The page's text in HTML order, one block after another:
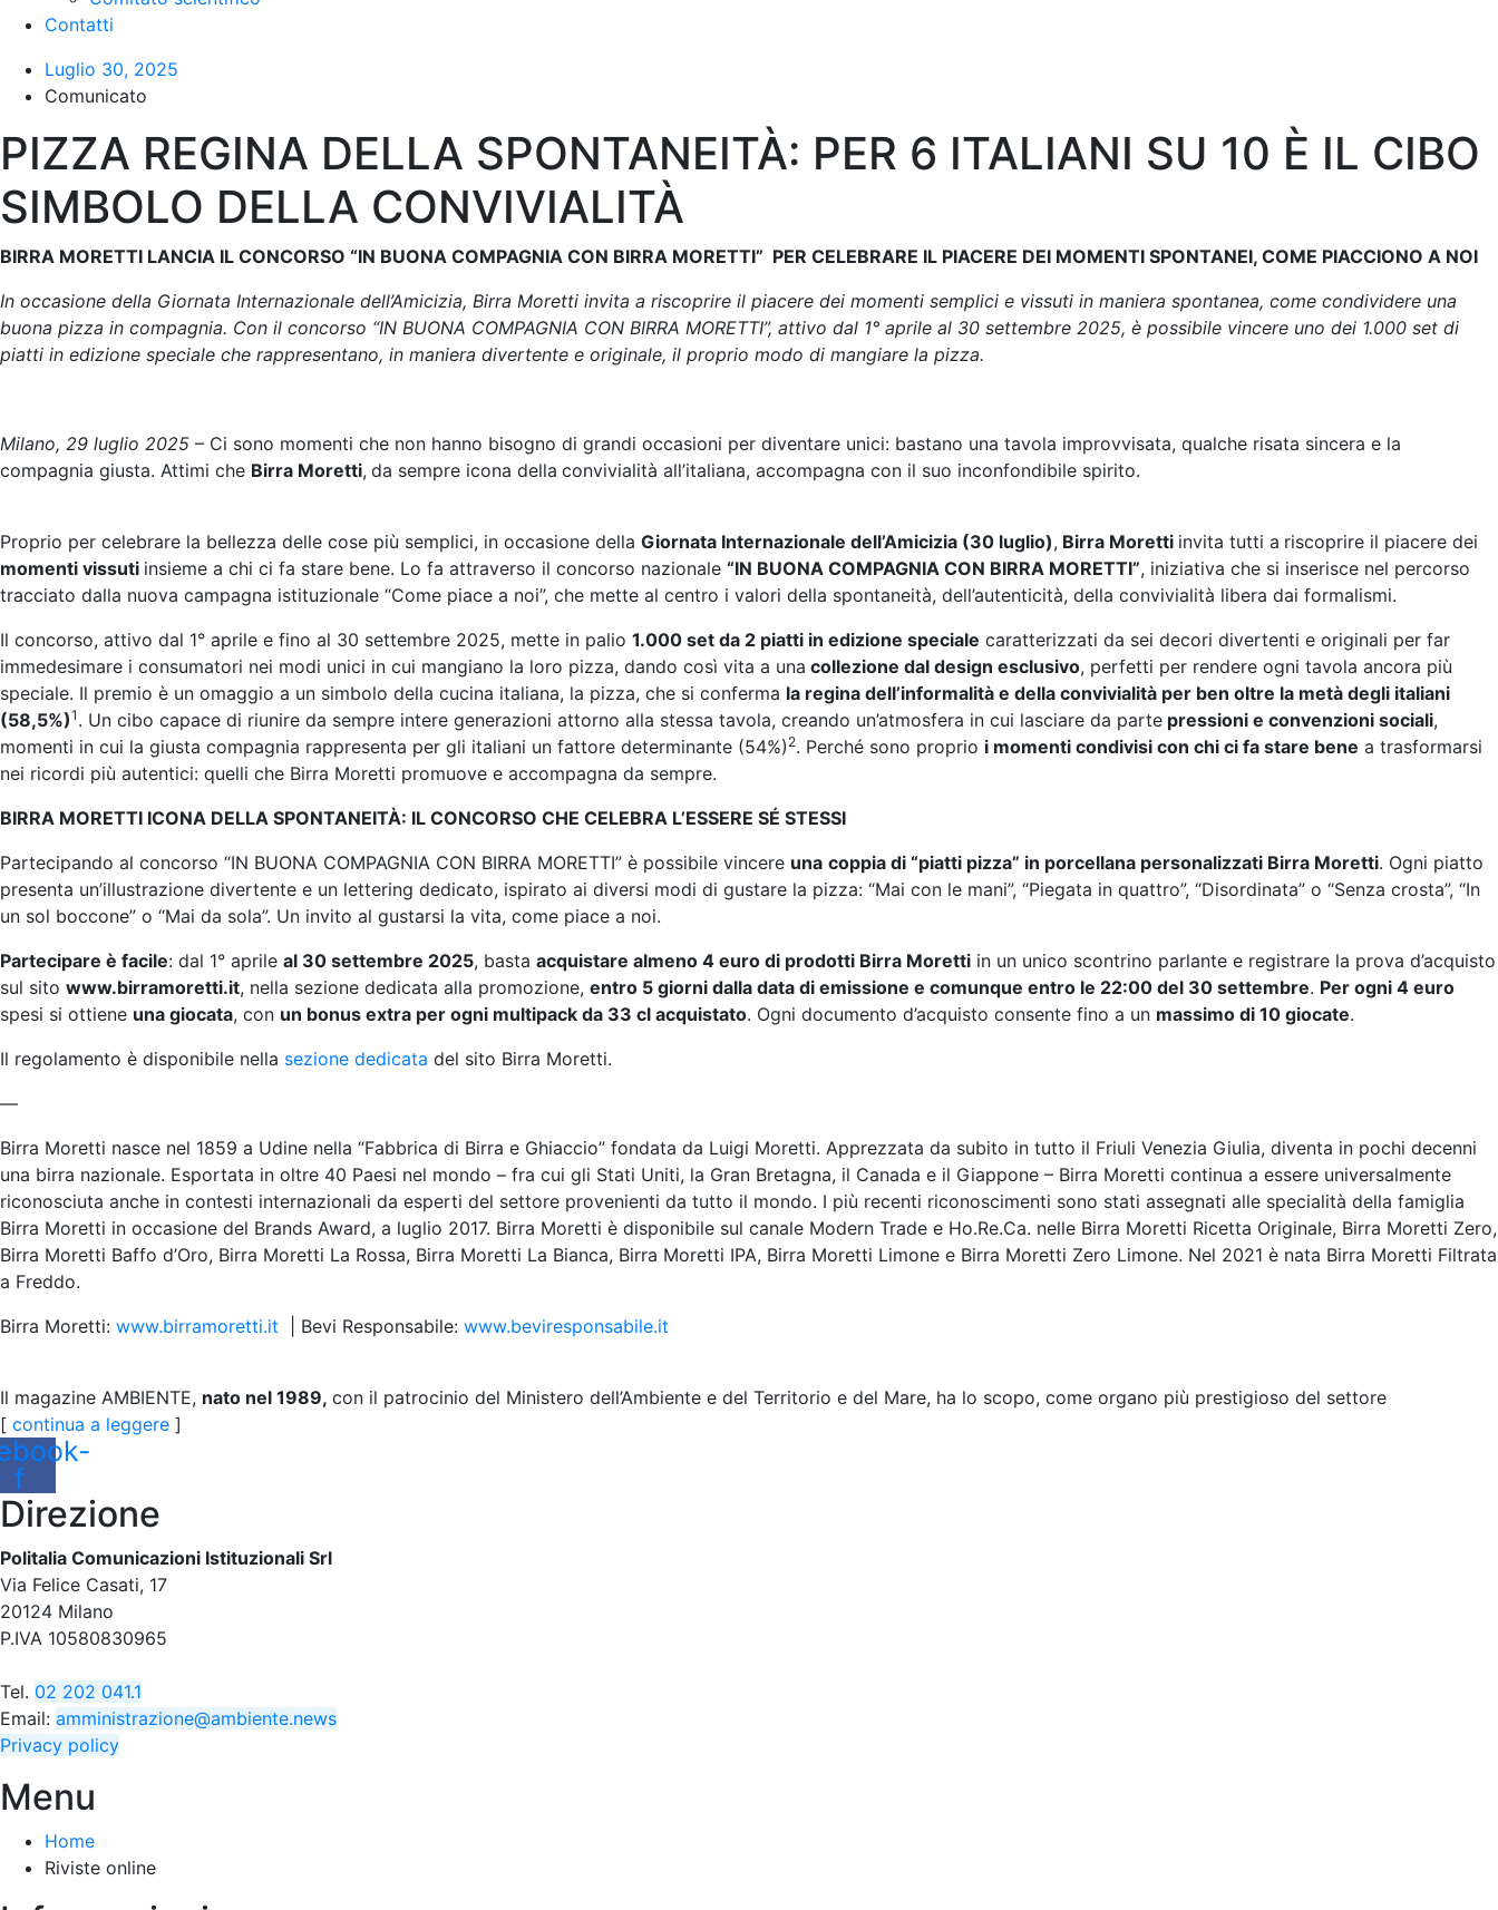
Contatti
Luglio 30, 2025
Comunicato
PIZZA REGINA DELLA SPONTANEITÀ: PER 6 ITALIANI SU 10 È IL CIBO
SIMBOLO DELLA CONVIVIALITÀ
BIRRA MORETTI LANCIA IL CONCORSO “IN BUONA COMPAGNIA CON BIRRA MORETTI” PER CELEBRARE IL PIACERE DEI MOMENTI SPONTANEI, COME PIACCIONO A NOI
In occasione della Giornata Internazionale dell’Amicizia, Birra Moretti invita a riscoprire il piacere dei momenti semplici e vissuti in maniera spontanea, come condividere una
buona pizza in compagnia. Con il concorso “IN BUONA COMPAGNIA CON BIRRA MORETTI”, attivo dal 1° aprile al 30 settembre 2025, è possibile vincere uno dei 1.000 set di
piatti in edizione speciale che rappresentano, in maniera divertente e originale, il proprio modo di mangiare la pizza.
Milano, 29 luglio 2025 – Ci sono momenti che non hanno bisogno di grandi occasioni per diventare unici: bastano una tavola improvvisata, qualche risata sincera e la
compagnia giusta. Attimi che Birra Moretti, da sempre icona della convivialità all’italiana, accompagna con il suo inconfondibile spirito.
Proprio per celebrare la bellezza delle cose più semplici, in occasione della Giornata Internazionale dell’Amicizia (30 luglio), Birra Moretti invita tutti a riscoprire il piacere dei
momenti vissuti insieme a chi ci fa stare bene. Lo fa attraverso il concorso nazionale “IN BUONA COMPAGNIA CON BIRRA MORETTI”, iniziativa che si inserisce nel percorso
tracciato dalla nuova campagna istituzionale “Come piace a noi”, che mette al centro i valori della spontaneità, dell’autenticità, della convivialità libera dai formalismi.
Il concorso, attivo dal 1° aprile e fino al 30 settembre 2025, mette in palio 1.000 set da 2 piatti in edizione speciale caratterizzati da sei decori divertenti e originali per far
immedesimare i consumatori nei modi unici in cui mangiano la loro pizza, dando così vita a una collezione dal design esclusivo, perfetti per rendere ogni tavola ancora più
speciale. Il premio è un omaggio a un simbolo della cucina italiana, la pizza, che si conferma la regina dell’informalità e della convivialità per ben oltre la metà degli italiani
(58,5%)1 . Un cibo capace di riunire da sempre intere generazioni attorno alla stessa tavola, creando un’atmosfera in cui lasciare da parte pressioni e convenzioni sociali,
momenti in cui la giusta compagnia rappresenta per gli italiani un fattore determinante (54%) 2. Perché sono proprio i momenti condivisi con chi ci fa stare bene a trasformarsi
nei ricordi più autentici: quelli che Birra Moretti promuove e accompagna da sempre.
BIRRA MORETTI ICONA DELLA SPONTANEITÀ: IL CONCORSO CHE CELEBRA L’ESSERE SÉ STESSI
Partecipando al concorso “IN BUONA COMPAGNIA CON BIRRA MORETTI” è possibile vincere una coppia di “piatti pizza” in porcellana personalizzati Birra Moretti. Ogni piatto
presenta un’illustrazione divertente e un lettering dedicato, ispirato ai diversi modi di gustare la pizza: “Mai con le mani”, “Piegata in quattro”, “Disordinata” o “Senza crosta”, “In
un sol boccone” o “Mai da sola”. Un invito al gustarsi la vita, come piace a noi.
Partecipare è facile: dal 1° aprile al 30 settembre 2025, basta acquistare almeno 4 euro di prodotti Birra Moretti in un unico scontrino parlante e registrare la prova d’acquisto
sul sito www.birramoretti.it, nella sezione dedicata alla promozione, entro 5 giorni dalla data di emissione e comunque entro le 22:00 del 30 settembre. Per ogni 4 euro
spesi si ottiene una giocata, con un bonus extra per ogni multipack da 33 cl acquistato. Ogni documento d’acquisto consente fino a un massimo di 10 giocate.
Il regolamento è disponibile nella sezione dedicata del sito Birra Moretti.
—
Birra Moretti nasce nel 1859 a Udine nella “Fabbrica di Birra e Ghiaccio” fondata da Luigi Moretti. Apprezzata da subito in tutto il Friuli Venezia Giulia, diventa in pochi decenni
una birra nazionale. Esportata in oltre 40 Paesi nel mondo – fra cui gli Stati Uniti, la Gran Bretagna, il Canada e il Giappone – Birra Moretti continua a essere universalmente
riconosciuta anche in contesti internazionali da esperti del settore provenienti da tutto il mondo. I più recenti riconoscimenti sono stati assegnati alle specialità della famiglia
Birra Moretti in occasione del Brands Award, a luglio 2017. Birra Moretti è disponibile sul canale Modern Trade e Ho.Re.Ca. nelle Birra Moretti Ricetta Originale, Birra Moretti Zero,
Birra Moretti Baffo d’Oro, Birra Moretti La Rossa, Birra Moretti La Bianca, Birra Moretti IPA, Birra Moretti Limone e Birra Moretti Zero Limone. Nel 2021 è nata Birra Moretti Filtrata
a Freddo.
Birra Moretti: www.birramoretti.it | Bevi Responsabile: www.beviresponsabile.it
Il magazine AMBIENTE, nato nel 1989, con il patrocinio del Ministero dell’Ambiente e del Territorio e del Mare, ha lo scopo, come organo più prestigioso del settore
[ continua a leggere ]
f
Direzione
Politalia Comunicazioni Istituzionali Srl
Via Felice Casati, 17
20124 Milano
P.IVA 10580830965
Tel. 02 202 041.1
Email: amministrazione@ambiente.news
Privacy policy
Menu
Home
Riviste online